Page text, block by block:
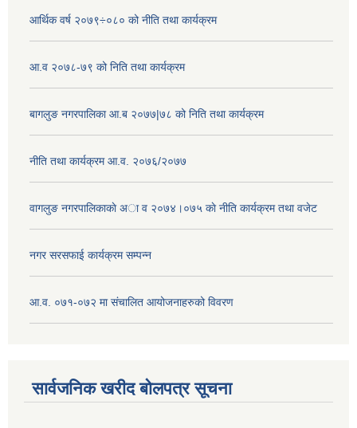
आर्थिक वर्ष २०७९÷०८० को नीति तथा कार्यक्रम
आ.व २०७८-७९ को निति तथा कार्यक्रम
बागलुङ नगरपालिका आ.ब २०७७|७८ को निति तथा कार्यक्रम
नीति तथा कार्यक्रम आ.व. २०७६/२०७७
वागलुङ नगरपालिकाकाे अा‍ व २०७४।०७५ काे नीति कार्यक्रम तथा वजेट
नगर सरसफाई कार्यक्रम सम्पन्न
आ.व. ०७१-०७२ मा संचालित आयोजनाहरुको विवरण
सार्वजनिक खरीद बोलपत्र सूचना